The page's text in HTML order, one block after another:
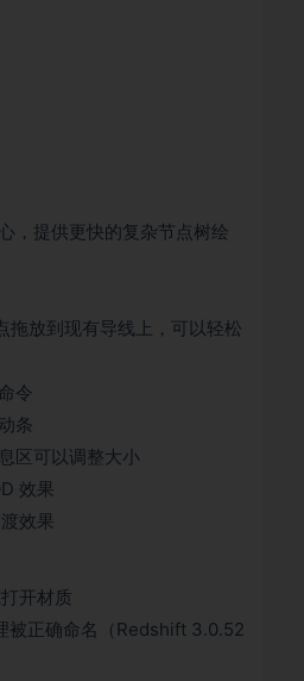
，提供更快的复杂节点树绘
拖放到现有导线上，可以轻松
令
条
区可以调整大小
效果
效果
开材质
被正确命名（Redshift 3.0.52